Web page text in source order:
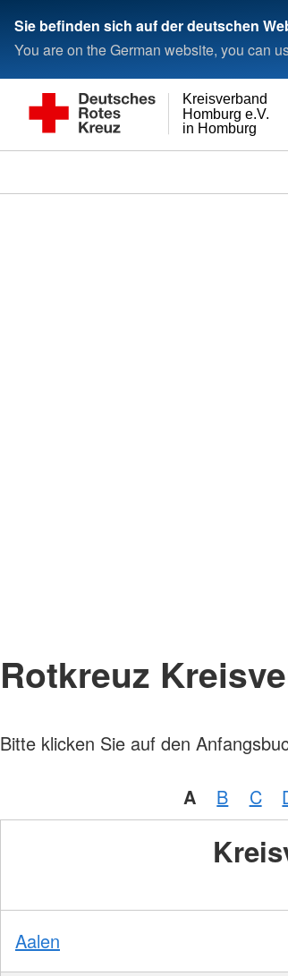
Sie befinden sich auf der deutschen
You are on the German website, you can
in Homburg
Homburg e.V.
Kreisverband
Rotkreuz
Bitte klicken Sie auf den
A B C
Aalen